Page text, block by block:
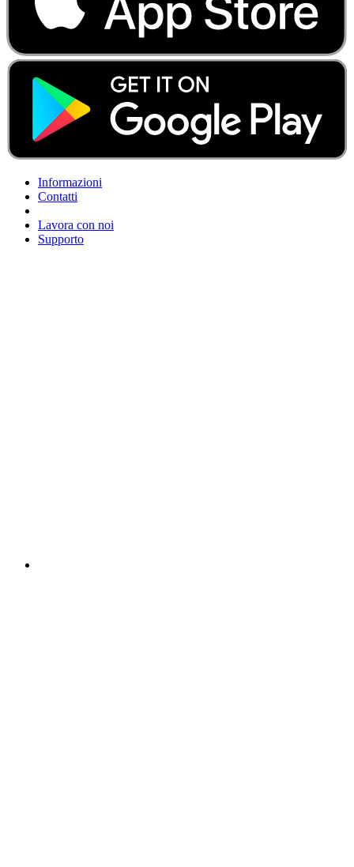
Informazioni
Contatti
Lavora con noi
Supporto